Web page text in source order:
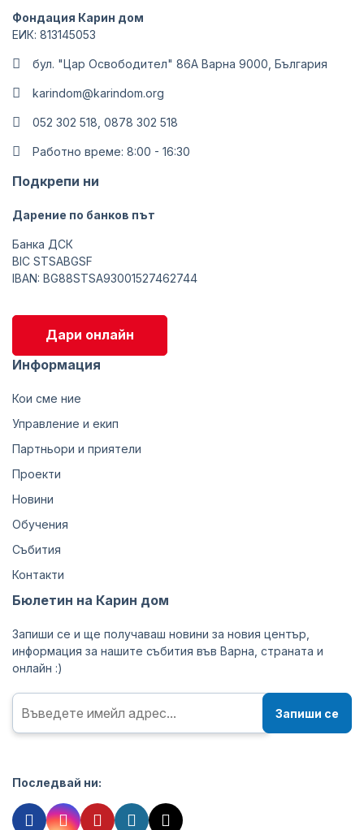
Фондация Карин дом
ЕИК: 813145053
бул. "Цар Освободител" 86А Варна 9000, България
karindom@karindom.org
052 302 518, 0878 302 518
Работно време: 8:00 - 16:30
Подкрепи ни
Дарение по банков път
Банка ДСК
BIC STSABGSF
IBAN: BG88STSA93001527462744
Дари онлайн
Информация
Кои сме ние
Управление и екип
Партньори и приятели
Проекти
Новини
Обучения
Събития
Контакти
Бюлетин на Карин дом
Запиши се и ще получаваш новини за новия център,
информация за нашите събития във Варна, страната и
онлайн :)
Запиши се
Последвай ни: